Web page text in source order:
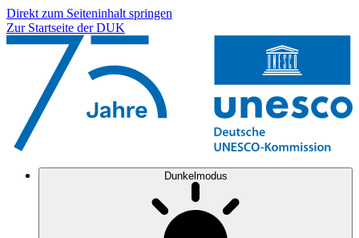
Direkt zum Seiteninhalt springen
Zur Startseite der DUK
Dunkelmodus